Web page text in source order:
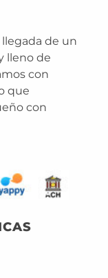
llegada de un
lleno de
con
que
con